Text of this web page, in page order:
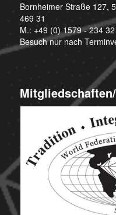
Bornheimer Straße 127,
469 31
M.: +49 (0) 1579 - 234 32
Besuch nur nach